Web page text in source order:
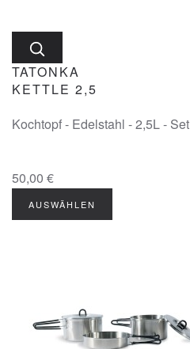
TATONKA
KETTLE 2,5
Kochtopf - Edelstahl - 2,5L - Set
50,00 €